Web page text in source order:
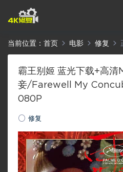
当前位置： 首页 电影 修复
霸王别姬 蓝光下载+高
妾/Farewell My
080P
修复